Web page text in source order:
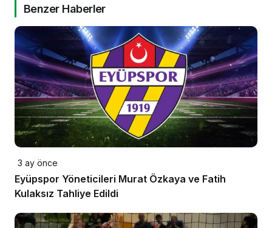
Benzer Haberler
3 ay önce
Eyüpspor Yöneticileri Murat Özkaya ve Fatih
Kulaksız Tahliye Edildi